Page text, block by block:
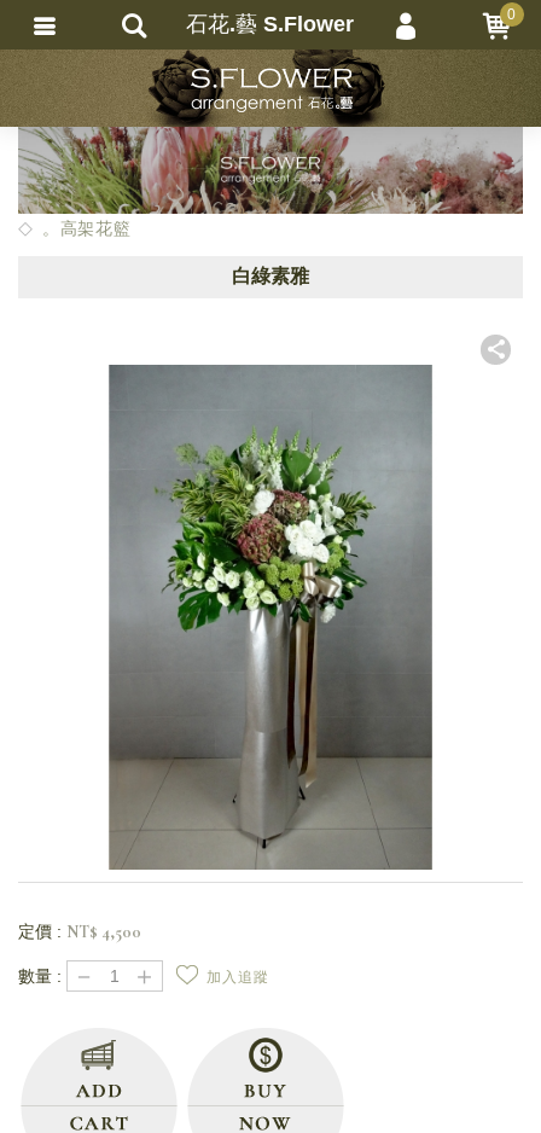
。高架花籃
白綠素雅
定價 : NT$ 4,500
數量 : － ＋ 加入追蹤
石花.藝 S.Flower 0
會員登入
會員註冊
忘記密碼
訂單查詢
繁體中文